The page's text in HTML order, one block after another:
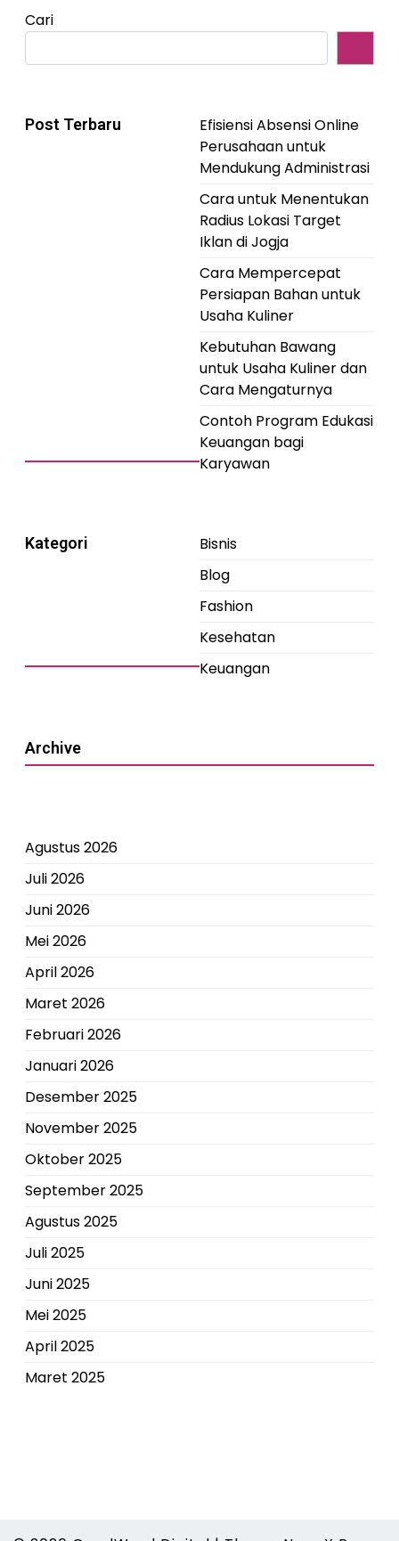
Cari
Post Terbaru
Efisiensi Absensi Online
Perusahaan untuk
Mendukung Administrasi
Cara untuk Menentukan
Radius Lokasi Target
Iklan di Jogja
Cara Mempercepat
Persiapan Bahan untuk
Usaha Kuliner
Kebutuhan Bawang
untuk Usaha Kuliner dan
Cara Mengaturnya
Contoh Program Edukasi
Keuangan bagi
Karyawan
Kategori
Bisnis
Blog
Fashion
Kesehatan
Keuangan
Archive
Agustus 2026
Juli 2026
Juni 2026
Mei 2026
April 2026
Maret 2026
Februari 2026
Januari 2026
Desember 2025
November 2025
Oktober 2025
September 2025
Agustus 2025
Juli 2025
Juni 2025
Mei 2025
April 2025
Maret 2025